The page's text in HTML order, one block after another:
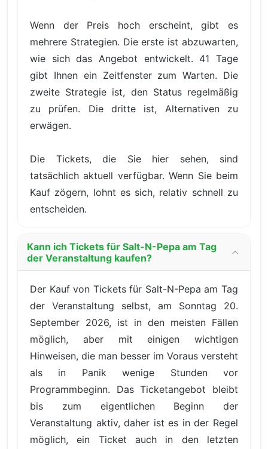
Wenn der Preis hoch erscheint, gibt es
mehrere Strategien. Die erste ist abzuwarten,
wie sich das Angebot entwickelt. 41 Tage
gibt Ihnen ein Zeitfenster zum Warten. Die
zweite Strategie ist, den Status regelmäßig
zu prüfen. Die dritte ist, Alternativen zu
erwägen.
Die Tickets, die Sie hier sehen, sind
tatsächlich aktuell verfügbar. Wenn Sie beim
Kauf zögern, lohnt es sich, relativ schnell zu
entscheiden.
Kann ich Tickets für Salt-N-Pepa am Tag
der Veranstaltung kaufen?
Der Kauf von Tickets für Salt-N-Pepa am Tag
der Veranstaltung selbst, am Sonntag 20.
September 2026, ist in den meisten Fällen
möglich, aber mit einigen wichtigen
Hinweisen, die man besser im Voraus versteht
als in Panik wenige Stunden vor
Programmbeginn. Das Ticketangebot bleibt
bis zum eigentlichen Beginn der
Veranstaltung aktiv, daher ist es in der Regel
möglich, ein Ticket auch in den letzten